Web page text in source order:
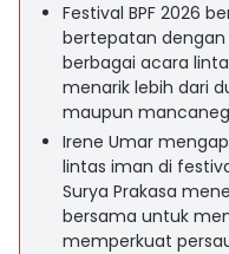
Festival BPF 2026
bertepatan dengan
berbagai acara
menarik lebih dari
maupun
Irene Umar
lintas iman di
Surya Prakasa
bersama untuk
memperkuat